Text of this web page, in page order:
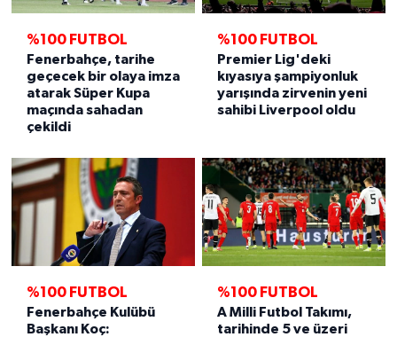
%100 FUTBOL
Fenerbahçe, tarihe
geçecek bir olaya imza
atarak Süper Kupa
maçında sahadan
çekildi
%100 FUTBOL
Premier Lig'deki
kıyasıya şampiyonluk
yarışında zirvenin yeni
sahibi Liverpool oldu
%100 FUTBOL
Fenerbahçe Kulübü
Başkanı Koç:
%100 FUTBOL
A Milli Futbol Takımı,
tarihinde 5 ve üzeri